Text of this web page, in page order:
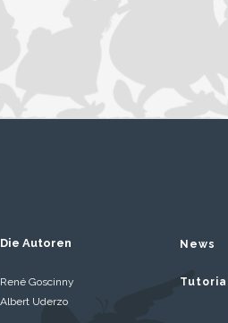
Die Autoren
René Goscinny
Albert Uderzo
News